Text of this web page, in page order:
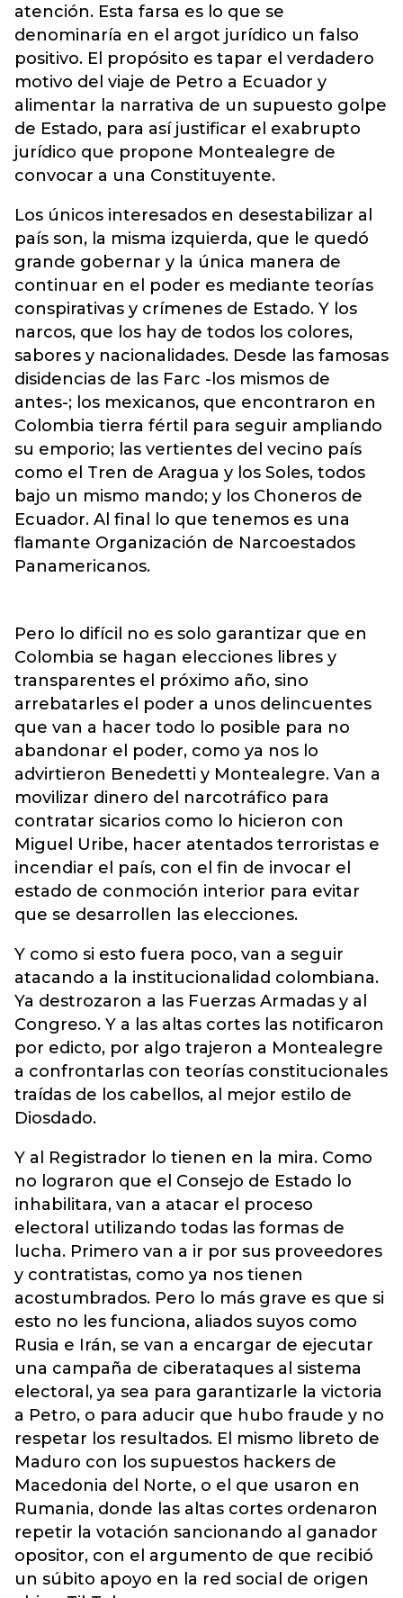
atención. Esta farsa es lo que se
denominaría en el argot jurídico un falso
positivo. El propósito es tapar el verdadero
motivo del viaje de Petro a Ecuador y
alimentar la narrativa de un supuesto golpe
de Estado, para así justificar el exabrupto
jurídico que propone Montealegre de
convocar a una Constituyente.
Los únicos interesados en desestabilizar al
país son, la misma izquierda, que le quedó
grande gobernar y la única manera de
continuar en el poder es mediante teorías
conspirativas y crímenes de Estado. Y los
narcos, que los hay de todos los colores,
sabores y nacionalidades. Desde las famosas
disidencias de las Farc -los mismos de
antes-; los mexicanos, que encontraron en
Colombia tierra fértil para seguir ampliando
su emporio; las vertientes del vecino país
como el Tren de Aragua y los Soles, todos
bajo un mismo mando; y los Choneros de
Ecuador. Al final lo que tenemos es una
flamante Organización de Narcoestados
Panamericanos.
Pero lo difícil no es solo garantizar que en
Colombia se hagan elecciones libres y
transparentes el próximo año, sino
arrebatarles el poder a unos delincuentes
que van a hacer todo lo posible para no
abandonar el poder, como ya nos lo
advirtieron Benedetti y Montealegre. Van a
movilizar dinero del narcotráfico para
contratar sicarios como lo hicieron con
Miguel Uribe, hacer atentados terroristas e
incendiar el país, con el fin de invocar el
estado de conmoción interior para evitar
que se desarrollen las elecciones.
Y como si esto fuera poco, van a seguir
atacando a la institucionalidad colombiana.
Ya destrozaron a las Fuerzas Armadas y al
Congreso. Y a las altas cortes las notificaron
por edicto, por algo trajeron a Montealegre
a confrontarlas con teorías constitucionales
traídas de los cabellos, al mejor estilo de
Diosdado.
Y al Registrador lo tienen en la mira. Como
no lograron que el Consejo de Estado lo
inhabilitara, van a atacar el proceso
electoral utilizando todas las formas de
lucha. Primero van a ir por sus proveedores
y contratistas, como ya nos tienen
acostumbrados. Pero lo más grave es que si
esto no les funciona, aliados suyos como
Rusia e Irán, se van a encargar de ejecutar
una campaña de ciberataques al sistema
electoral, ya sea para garantizarle la victoria
a Petro, o para aducir que hubo fraude y no
respetar los resultados. El mismo libreto de
Maduro con los supuestos hackers de
Macedonia del Norte, o el que usaron en
Rumania, donde las altas cortes ordenaron
repetir la votación sancionando al ganador
opositor, con el argumento de que recibió
un súbito apoyo en la red social de origen